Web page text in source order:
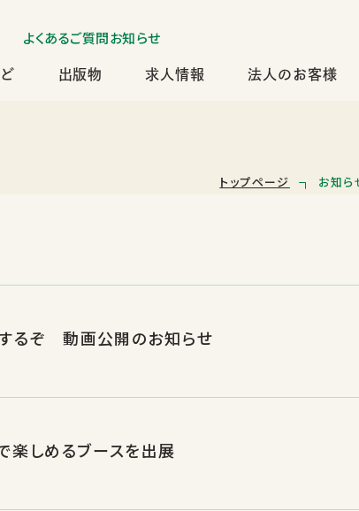
よくあるご質問お知らせ
出版物 求人情報 法人のお客様
トップページ お知
するぞ 動画公開のお知らせ
楽しめるブースを出展